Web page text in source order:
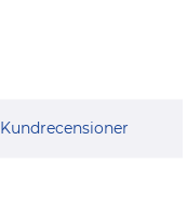
Kundrecensioner